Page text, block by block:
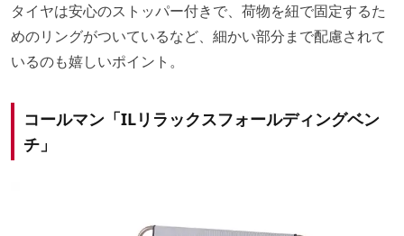
タイヤは安心のストッパー付きで、荷物を紐で固定するた
めのリングがついているなど、細かい部分まで配慮されて
いるのも嬉しいポイント。
コールマン「ILリラックスフォールディングベン
チ」